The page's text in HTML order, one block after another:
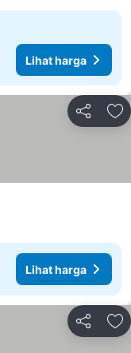
Lihat harga
Kongsi
Lihat harga
Kongsi